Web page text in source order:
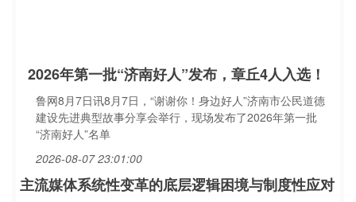
2026年第一批“济南好人”发布，章丘4人入选！
鲁网8月7日讯8月7日，“谢谢你！身边好人”济南市公民道德
建设先进典型故事分享会举行，现场发布了2026年第一批
“济南好人”名单
2026-08-07 23:01:00
主流媒体系统性变革的底层逻辑困境与制度性应对